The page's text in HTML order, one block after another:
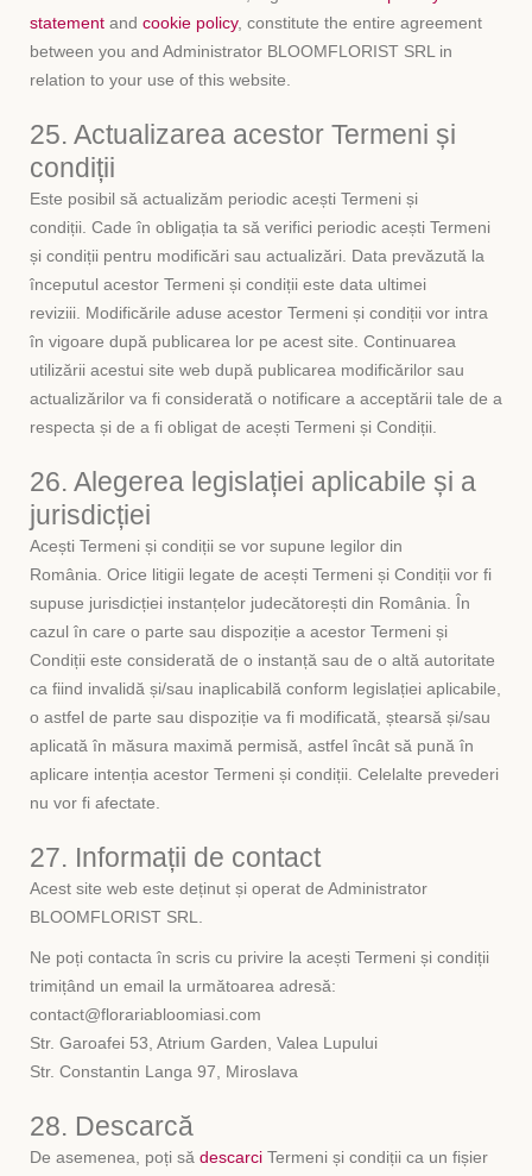
statement and cookie policy, constitute the entire agreement
between you and Administrator BLOOMFLORIST SRL in
relation to your use of this website.
25. Actualizarea acestor Termeni și
condiții
Este posibil să actualizăm periodic acești Termeni și
condiții. Cade în obligația ta să verifici periodic acești Termeni
și condiții pentru modificări sau actualizări. Data prevăzută la
începutul acestor Termeni și condiții este data ultimei
reviziii. Modificările aduse acestor Termeni și condiții vor intra
în vigoare după publicarea lor pe acest site. Continuarea
utilizării acestui site web după publicarea modificărilor sau
actualizărilor va fi considerată o notificare a acceptării tale de a
respecta și de a fi obligat de acești Termeni și Condiții.
26. Alegerea legislației aplicabile și a
jurisdicției
Acești Termeni și condiții se vor supune legilor din
România. Orice litigii legate de acești Termeni și Condiții vor fi
supuse jurisdicției instanțelor judecătorești din România. În
cazul în care o parte sau dispoziție a acestor Termeni și
Condiții este considerată de o instanță sau de o altă autoritate
ca fiind invalidă și/sau inaplicabilă conform legislației aplicabile,
o astfel de parte sau dispoziție va fi modificată, ștearsă și/sau
aplicată în măsura maximă permisă, astfel încât să pună în
aplicare intenția acestor Termeni și condiții. Celelalte prevederi
nu vor fi afectate.
27. Informații de contact
Acest site web este deținut și operat de Administrator
BLOOMFLORIST SRL.
Ne poți contacta în scris cu privire la acești Termeni și condiții
trimițând un email la următoarea adresă:
contact@florariabloomiasi.com
Str. Garoafei 53, Atrium Garden, Valea Lupului
Str. Constantin Langa 97, Miroslava
28. Descarcă
De asemenea, poți să descarci Termeni și condiții ca un fișier